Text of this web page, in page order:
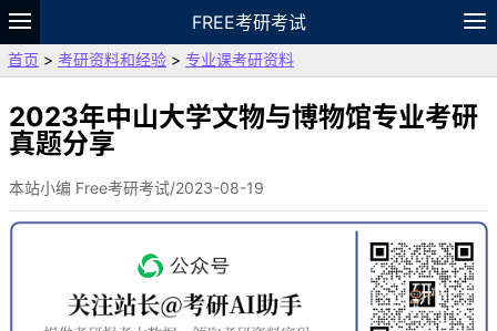
FREE考研考试
题库
故事 专题 APP
VIP
资料
首页 > 考研资料和经验 > 专业课考研资料
2023年中山大学文物与博物馆专业考研
真题分享
本站小编 Free考研考试/2023-08-19